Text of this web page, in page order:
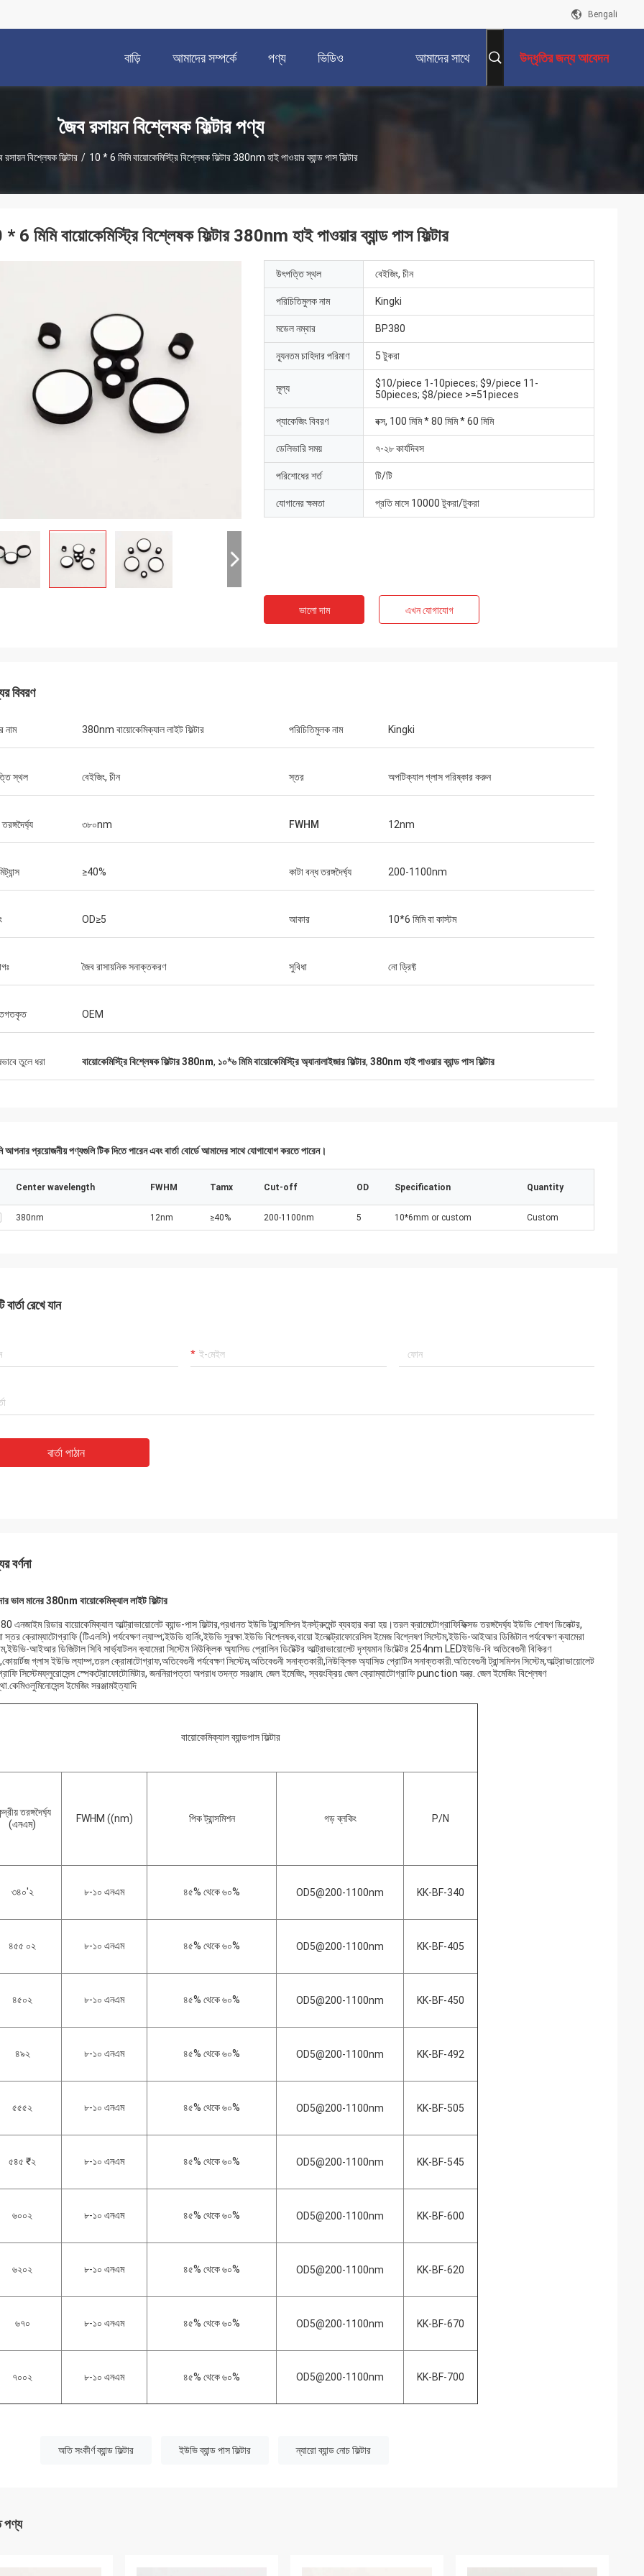
Bengali
বাড়ি আমাদের সম্পর্কে পণ্য ভিডিও আমাদের সাথে উদ্ধৃতির জন্য আবেদন
জৈব রসায়ন বিশ্লেষক ফিল্টার পণ্য
রসায়ন বিশ্লেষক ফিল্টার / 10 * 6 মিমি বায়োকেমিস্ট্রি বিশ্লেষক ফিল্টার 380nm হাই পাওয়ার ব্যান্ড পাস ফিল্টার
6 মিমি বায়োকেমিস্ট্রি বিশ্লেষক ফিল্টার 380nm হাই পাওয়ার ব্যান্ড পাস ফিল্টার
উৎপত্তি স্থল বেইজিং, চীন
পরিচিতিমুলক নাম Kingki
মডেল নম্বার BP380
ন্যূনতম চাহিদার পরিমাণ 5 টুকরা
মূল্য
$10/piece 1-10pieces; $9/piece 11-
50pieces; $8/piece >=51pieces
প্যাকেজিং বিবরণ বক্স, 100 মিমি * 80 মিমি * 60 মিমি
ডেলিভারি সময় ৭-২৮ কার্যদিবস
পরিশোধের শর্ত টি/টি
যোগানের ক্ষমতা প্রতি মাসে 10000 টুকরা/টুকরা
ভালো দাম এখন যোগাযোগ
বিবরণ
নাম 380nm বায়োকেমিক্যাল লাইট ফিল্টার পরিচিতিমুলক নাম Kingki
স্থল বেইজিং, চীন স্তর অপটিক্যাল গ্লাস পরিষ্কার করুন
৩৮০nm FWHM 12nm
≥40% কাটা বন্ধ তরঙ্গদৈর্ঘ্য 200-1100nm
OD≥5 আকার 10*6 মিমি বা কাস্টম
জৈব রাসায়নিক সনাক্তকরণ সুবিধা নো ড্রিফ্ট
OEM
তুলে ধরা বায়োকেমিস্ট্রি বিশ্লেষক ফিল্টার 380nm, ১০*৬ মিমি বায়োকেমিস্ট্রি অ্যানালাইজার ফিল্টার, 380nm হাই পাওয়ার ব্যান্ড পাস ফিল্টার
প্রয়োজনীয় পণ্যগুলি টিক দিতে পারেন এবং বার্তা বোর্ডে আমাদের সাথে যোগাযোগ করতে পারেন।
Center wavelength FWHM Tamx Cut-off OD Specification Quantity
380nm 12nm ≥40% 200-1100nm 5 10*6mm or custom Custom
বার্তা রেখে যান
বার্তা পাঠান
বর্ণনা
ভাল মানের 380nm বায়োকেমিক্যাল লাইট ফিল্টার
এনজাইম রিডার বায়োকেমিক্যাল আল্ট্রাভায়োলেট ব্যান্ড-পাস ফিল্টার,প্রধানত ইউভি ট্রান্সমিশন ইনস্ট্রুমেন্ট ব্যবহার করা হয়।তরল ক্রামেটোগ্রাফিফিক্সড তরঙ্গদৈর্ঘ্য ইউভি শোষণ ডিলেক্টর,
স্তর ক্রোম্যাটোগ্রাফি (টিএলসি) পর্যবেক্ষণ ল্যাম্প;ইউভি হার্নিং,ইউভি সুরক্ষা.ইউভি বিশ্লেষক,বায়ো ইলেক্ট্রোফোরেসিস ইমেজ বিশ্লেষণ সিস্টেম,ইউভি-আইআর ডিজিটাল পর্যবেক্ষণ ক্যামেরা
আইআর ডিজিটাল সিবি সার্ভ্যাটলন ক্যামেরা সিস্টেম নিউক্লিক অ্যাসিড প্রোলিন ডিটেক্টর আল্ট্রাভায়োলেট দৃশ্যমান ডিটেক্টর 254nm LEDইউভি-বি অতিবেগুনী বিকিরণ
গ্লাস ইউভি ল্যাম্প,তরল ক্রোমাটোগ্রাফ,অতিবেগুনী পর্যবেক্ষণ সিস্টেম,অতিবেগুনী সনাক্তকারী,নিউক্লিক অ্যাসিড প্রোটিন সনাক্তকারী.অতিবেগুনী ট্রান্সমিশন সিস্টেম,আল্ট্রাভায়োলেট
সিস্টেমফ্লুরোসেন্স স্পেকট্রোফোটোমিটার, জননিরাপত্তা অপরাধ তদন্ত সরঞ্জাম. জেল ইমেজিং, স্বয়ংক্রিয় জেল ক্রোম্যাটোগ্রাফি punction যন্ত্র. জেল ইমেজিং বিশ্লেষণ
ইমেজিং সরঞ্জামইত্যাদি
বায়োকেমিক্যাল ব্যান্ডপাস ফিল্টার
তরঙ্গদৈর্ঘ্য
(এনএম)
FWHM ((nm) পিক ট্রান্সমিশন গড় ব্লকিং P/N
৩৪০'২ ৮-১০ এনএম ৪৫% থেকে ৬০% OD5@200-1100nm KK-BF-340
৪৫৫ ০২ ৮-১০ এনএম ৪৫% থেকে ৬০% OD5@200-1100nm KK-BF-405
৪৫০২ ৮-১০ এনএম ৪৫% থেকে ৬০% OD5@200-1100nm KK-BF-450
৪৯২ ৮-১০ এনএম ৪৫% থেকে ৬০% OD5@200-1100nm KK-BF-492
৫৫৫২ ৮-১০ এনএম ৪৫% থেকে ৬০% OD5@200-1100nm KK-BF-505
৫৪৫ ₹২ ৮-১০ এনএম ৪৫% থেকে ৬০% OD5@200-1100nm KK-BF-545
৬০০২ ৮-১০ এনএম ৪৫% থেকে ৬০% OD5@200-1100nm KK-BF-600
৬২০২ ৮-১০ এনএম ৪৫% থেকে ৬০% OD5@200-1100nm KK-BF-620
৬৭০ ৮-১০ এনএম ৪৫% থেকে ৬০% OD5@200-1100nm KK-BF-670
৭০০২ ৮-১০ এনএম ৪৫% থেকে ৬০% OD5@200-1100nm KK-BF-700
অতি সংকীর্ণ ব্যান্ড ফিল্টার ইউভি ব্যান্ড পাস ফিল্টার ন্যারো ব্যান্ড নোচ ফিল্টার
পণ্য